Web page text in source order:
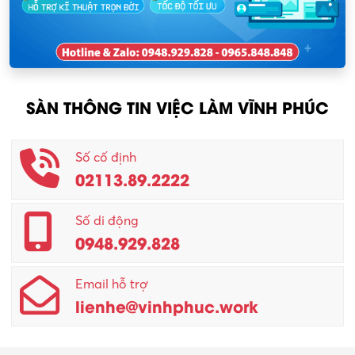
Nhân viên kinh doanh
Nhân viên thu mua
Nhân viên CSKH
Phục vụ khác
Promotion Girl (PG)
Quản lý – Giám đốc
Quản lý chất lượng – QC
Quản lý sản xuất
Quản trị kinh doanh
KCN Sông Lô I
KCN Tam Dương
SÀN THÔNG TIN VIỆC LÀM VĨNH PHÚC
Số cố định
02113.89.2222
Số di động
0948.929.828
Email hỗ trợ
lienhe@vinhphuc.work